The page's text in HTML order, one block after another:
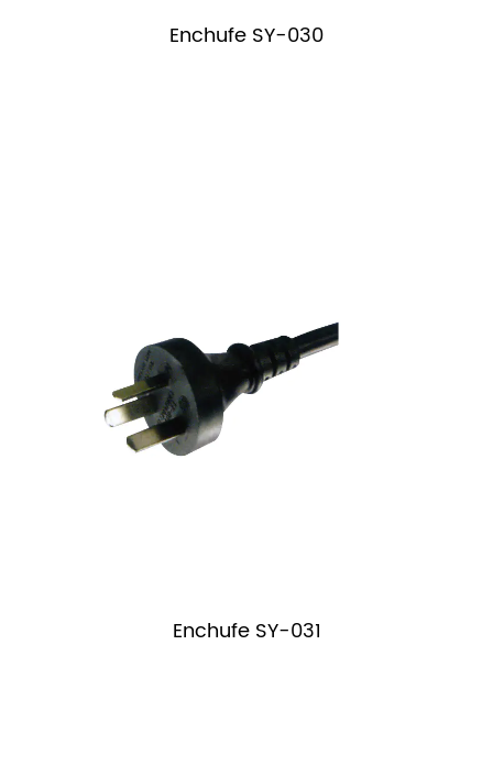
Enchufe SY-030
Enchufe SY-031